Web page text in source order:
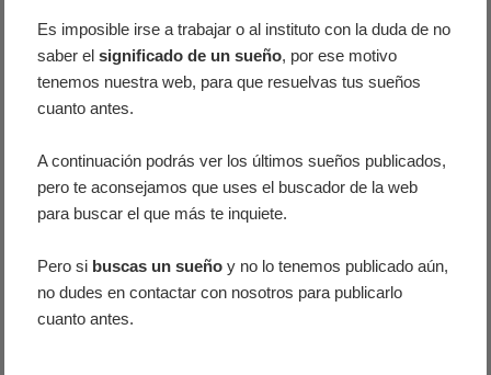
Es imposible irse a trabajar o al instituto con la duda de no
saber elsignificado de un sueño, por ese motivo
tenemos nuestra web, para que resuelvas tus sueños
cuanto antes.
A continuación podrás ver los últimos sueños publicados,
pero te aconsejamos que uses el buscador de la web
para buscar el que más te inquiete.
Pero si buscas un sueño y no lo tenemos publicado aún,
no dudes en contactar con nosotros para publicarlo
cuanto antes.